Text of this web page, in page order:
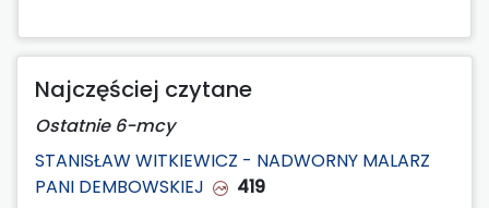
Najczęściej czytane
Ostatnie 6-mcy
STANISŁAW WITKIEWICZ - NADWORNY MALARZ
PANI DEMBOWSKIEJ
419